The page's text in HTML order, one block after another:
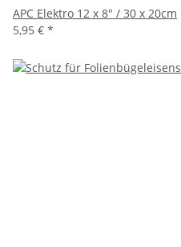
APC Elektro 12 x 8" / 30 x 20cm
5,95 € *